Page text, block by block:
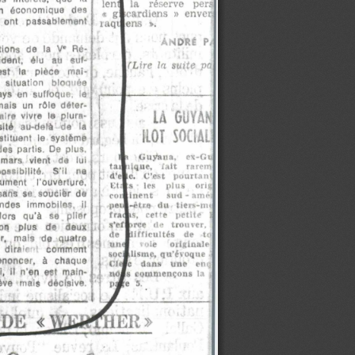
économique  des
ont  passablement
la   réserve   pers
cardiens  »  envep
ens  ».
de  la  V'  Ré­
élu  au  suf­
la  pièce  maî­
situation  bloquée
en  suffoque,  le
un  rôle  déter­
vivre  le  plura­
au-delà  de  la
le  système
partis.  De  plus,
vient  de  lui
S’il  ne
l’ouverture,
se  souciër  de
immobiles,  il
qu’à  se  plier
plus  de  deux
.mais  de  quatre
dlrsle·   comment
à  chaque
Il  n’en  est  main­
mais  décisive.
ANDRÉ  P;
(Lire  la  suite pa
LÀ  GUYAN
ILOT  SOCiALi
Guyana,    ex-Gv
tai  uque,    fait   rarem
d’e   e.   C’est   pourtant
les    plus    orig
inent
sud - aîné?
peu  -être   du   tiers-nu
fra<  is,   cette   petite
s’ef  >rce   de   trouver,
lifficu ltés   de    to
p oie
originale
socililisine,  qu’évoque
Cime
    dans   une   en
¡3
noMs  commençons  la
l i s e    5.
« 1ER»